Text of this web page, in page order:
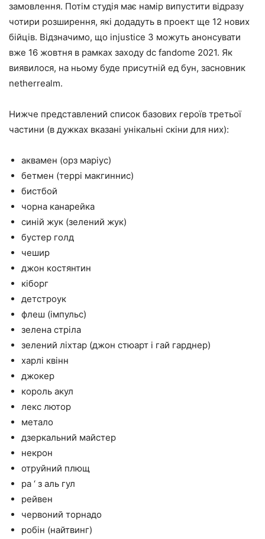
замовлення. Потім студія має намір випустити відразу
чотири розширення, які додадуть в проект ще 12 нових
бійців. Відзначимо, що injustice 3 можуть анонсувати
вже 16 жовтня в рамках заходу dc fandome 2021. Як
виявилося, на ньому буде присутній ед бун, засновник
netherrealm.
Нижче представлений список базових героїв третьої
частини (в дужках вказані унікальні скіни для них):
аквамен (орз маріус)
бетмен (террі макгиннис)
бистбой
чорна канарейка
синій жук (зелений жук)
бустер голд
чешир
джон костянтин
кіборг
детстроук
флеш (імпульс)
зелена стріла
зелений ліхтар (джон стюарт і гай гарднер)
харлі квінн
джокер
король акул
лекс лютор
метало
дзеркальний майстер
некрон
отруйний плющ
ра ‘ з аль гул
рейвен
червоний торнадо
робін (найтвинг)